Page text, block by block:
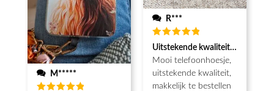
M*****
R***
Waardering
5uit 5
Uitstekende kwaliteit, snel
Mooi telefoonhoesje,
uitstekende kwaliteit,
makkelijk te bestellen